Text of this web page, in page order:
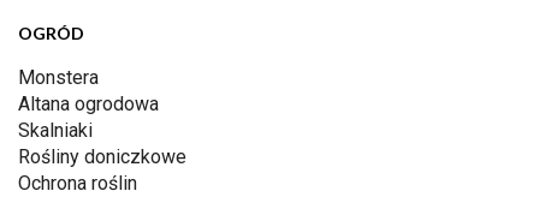
OGRÓD
Monstera
Altana ogrodowa
Skalniaki
Rośliny doniczkowe
Ochrona roślin